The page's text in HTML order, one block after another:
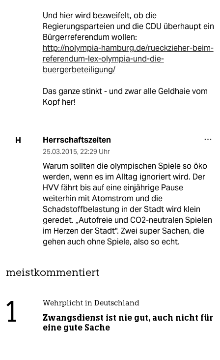
Und hier wird bezweifelt, ob die
Regierungsparteien und die CDU überhaupt ein
Bürgerreferendum wollen:
http://nolympia-hamburg.de/rueckzieher-beim-
referendum-lex-olympia-und-die-
buergerbeteiligung/
Das ganze stinkt - und zwar alle Geldhaie vom
Kopf her!
H Herrschaftszeiten
25.03.2015, 22:29 Uhr
Warum sollten die olympischen Spiele so öko
werden, wenn es im Alltag ignoriert wird. Der
HVV fährt bis auf eine einjährige Pause
weiterhin mit Atomstrom und die
Schadstoffbelastung in der Stadt wird klein
geredet. „Autofreie und CO2-neutralen Spielen
im Herzen der Stadt". Zwei super Sachen, die
gehen auch ohne Spiele, also so echt.
meistkommentiert
1 Wehrplicht in Deutschland
Zwangsdienst ist nie gut, auch nicht für
eine gute Sache